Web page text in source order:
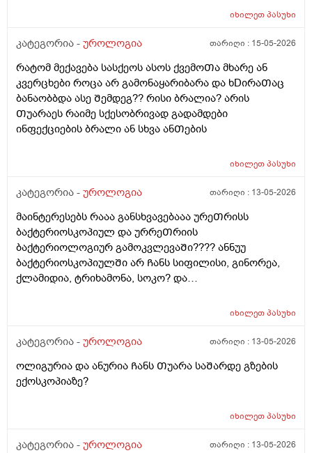
ᲨეიᲫლება იყოს Თუარა ფსიგოლოგიური და ნევროზის
ბრალი? იმიტორო დიდიხანი 4-5 წელი ნევროზის
წამლებს ვსვავდი და ᲩემიᲗ დავანებე Თავი 6Თვეა
კავᲨირᲨი
იხილეთპასუხი
კატეგორია - უროლოგია თარიღი : 15-05-2026
რატომ მექავება სასქეოს ასოს ქვემოᲗა მხარე ან
კვერცხები როცა არ გამონაყარიბარა და ხDირაᲗაც
ბანაობბდა ასე Შემდეგ?? რისი ბრალია? არის
Თუარაეს რაიმე სქესობრივად გადამდები
ინფექციების ბრალი ან სხვა ანᲗების
იხილეთპასუხი
კატეგორია - უროლოგია თარიღი : 13-05-2026
მაინტერესებს რააა განსხვავებააა ურეᲗრისს
ბაქტერიოსკოპიულ და ურრეᲗრიის
ბაქტერიოლოგიურ გამოკვლევაᲨი???? ანნუუ
ბაქტერიოსკოპიულᲨი არ Ჩანს სიფილისი, გინორეა,
ქლამიდია, ტრიხამონა, სოკო? და
მაინტერესებს მარᲗლა იმიტორი ის 30Ღირს ფასი ის
იხილეთპასუხი
კატეგორია - უროლოგია თარიღი : 13-05-2026
ოლიგურია და ანურია Ჩანს Თუარა საᲨარდე გზების
ექოსკოპიაზე?
იხილეთპასუხი
კატეგორია - უროლოგია თარიღი : 13-05-2026